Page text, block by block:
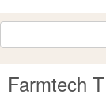
Farmtech